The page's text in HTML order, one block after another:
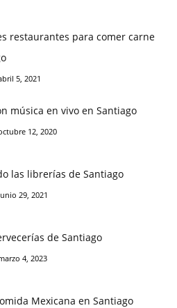
restaurantes para comer carne
5, 2021
música en vivo en Santiago
12, 2020
las librerías de Santiago
29, 2021
de Santiago
4, 2023
Mexicana en Santiago